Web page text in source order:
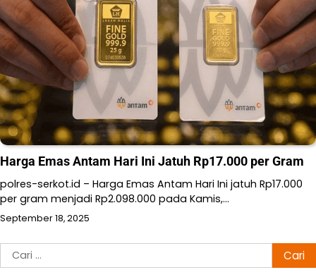
Harga Emas Antam Hari Ini Jatuh Rp17.000 per Gram
polres-serkot.id – Harga Emas Antam Hari Ini jatuh Rp17.000
per gram menjadi Rp2.098.000 pada Kamis,…
September 18, 2025
Cari
untuk: